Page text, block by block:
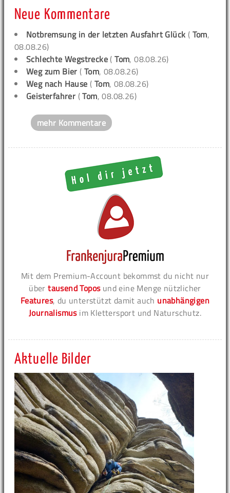
Neue Kommentare
Notbremsung in der letzten Ausfahrt Glück ( Tom,
08.08.26)
Schlechte Wegstrecke (Tom, 08.08.26)
Weg zum Bier (Tom, 08.08.26)
Weg nach Hause ( Tom, 08.08.26)
Geisterfahrer (Tom, 08.08.26)
mehr Kommentare
Mit dem Premium-Account bekommst du nicht nur
übertausend Toposund eine Menge nützlicher
Features, du unterstützt damit auch unabhängigen
Journalismusim Klettersport und Naturschutz.
Aktuelle Bilder